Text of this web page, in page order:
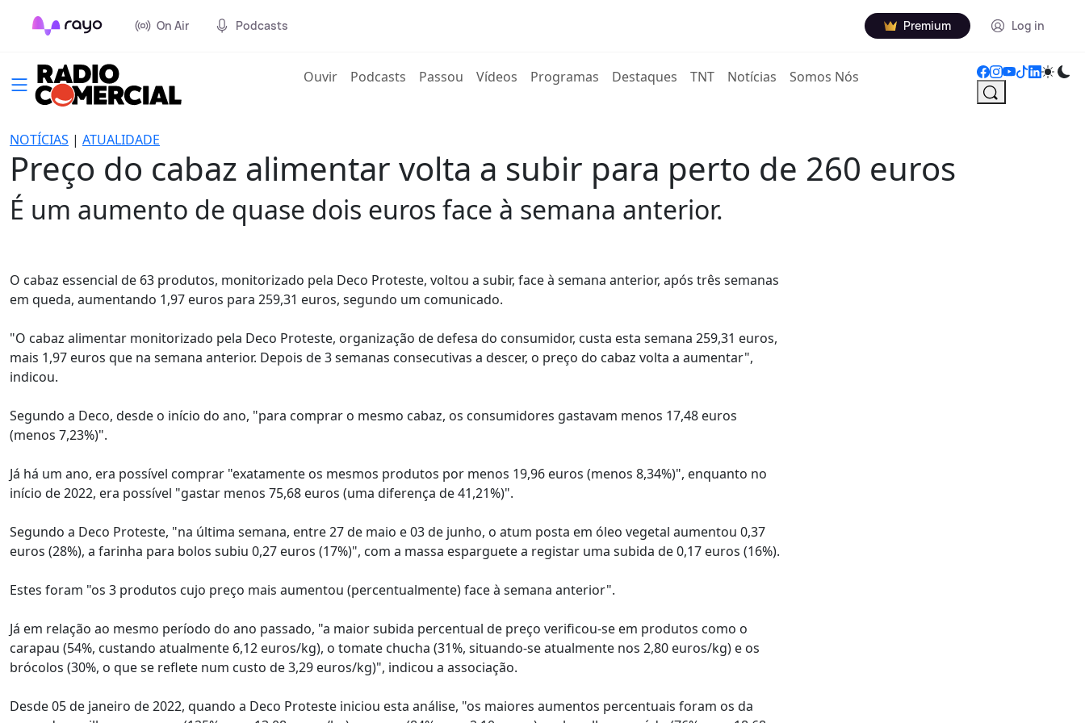
On Air Podcasts Premium Log in
Ouvir(current)
Podcasts Passou Vídeos Programas Destaques TNT Notícias Somos Nós
NOTÍCIAS | ATUALIDADE
Preço do cabaz alimentar volta a subir para perto de 260 euros
É um aumento de quase dois euros face à semana anterior.
O cabaz essencial de 63 produtos, monitorizado pela Deco Proteste, voltou a subir, face à semana anterior, após três semanas
em queda, aumentando 1,97 euros para 259,31 euros, segundo um comunicado.
"O cabaz alimentar monitorizado pela Deco Proteste, organização de defesa do consumidor, custa esta semana 259,31 euros,
mais 1,97 euros que na semana anterior. Depois de 3 semanas consecutivas a descer, o preço do cabaz volta a aumentar",
indicou.
Segundo a Deco, desde o início do ano, "para comprar o mesmo cabaz, os consumidores gastavam menos 17,48 euros
(menos 7,23%)".
Já há um ano, era possível comprar "exatamente os mesmos produtos por menos 19,96 euros (menos 8,34%)", enquanto no
início de 2022, era possível "gastar menos 75,68 euros (uma diferença de 41,21%)".
Segundo a Deco Proteste, "na última semana, entre 27 de maio e 03 de junho, o atum posta em óleo vegetal aumentou 0,37
euros (28%), a farinha para bolos subiu 0,27 euros (17%)", com a massa esparguete a registar uma subida de 0,17 euros (16%).
Estes foram "os 3 produtos cujo preço mais aumentou (percentualmente) face à semana anterior".
Já em relação ao mesmo período do ano passado, "a maior subida percentual de preço verificou-se em produtos como o
carapau (54%, custando atualmente 6,12 euros/kg), o tomate chucha (31%, situando-se atualmente nos 2,80 euros/kg) e os
brócolos (30%, o que se reflete num custo de 3,29 euros/kg)", indicou a associação.
Desde 05 de janeiro de 2022, quando a Deco Proteste iniciou esta análise, "os maiores aumentos percentuais foram os da